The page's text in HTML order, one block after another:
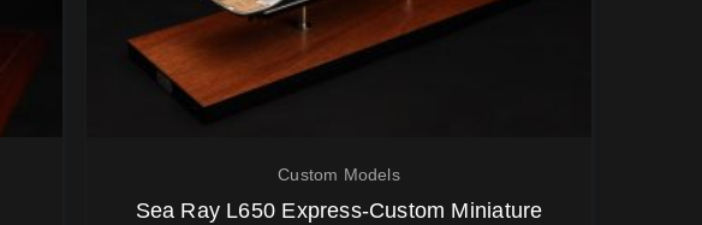
Custom Models
Sea Ray L650 Express-Custom Miniature